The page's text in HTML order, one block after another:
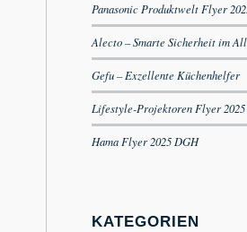
Panasonic Produktwelt Flyer
Alecto – Smarte Sicherheit im
Gefu – Exzellente Küchenhelfer
Lifestyle-Projektoren Flyer
Hama Flyer 2025 DGH
KATEGORIEN